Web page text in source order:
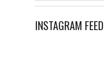
INSTAGRAM FEED